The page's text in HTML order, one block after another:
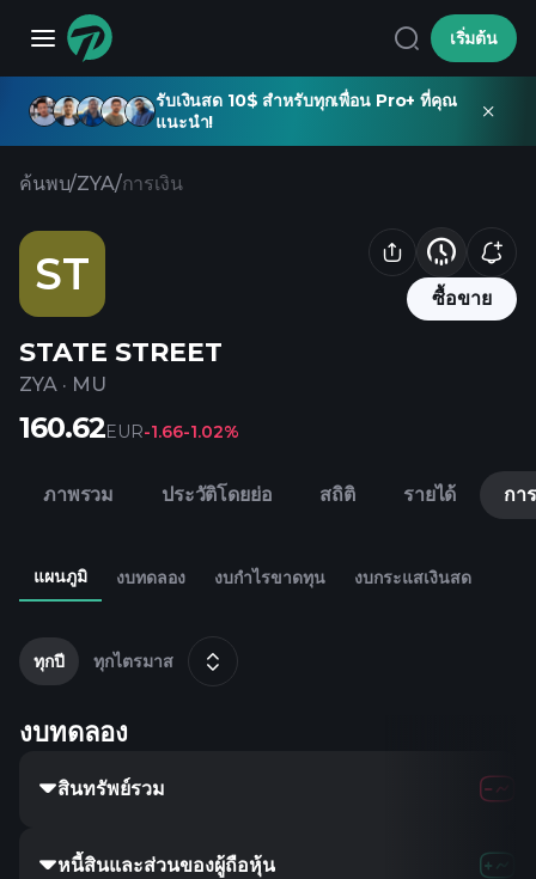
เริ่มต้น
รับเงินสด 10$ สำหรับทุกเพื่อน Pro+ ที่คุณ
แนะนำ!
ค้นพบ/ZYA/การเงิน
ST ซื้อขาย
STATE STREET
ZYA · MU
160.62EUR-1.66-1.02%
ภาพรวม ประวัติโดยย่อ สถิติ รายได้ กา
แผนภูมิ งบทดลอง งบกำไรขาดทุน งบกระแสเงินสด
ทุกปี ทุกไตรมาส
งบทดลอง
สินทรัพย์รวม
หนี้สินและส่วนของผู้ถือหุ้น